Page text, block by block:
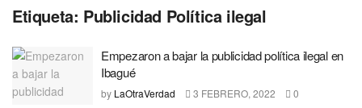
Etiqueta: Publicidad Política ilegal
Empezaron a bajar la publicidad política ilegal en
Ibagué
by LaOtraVerdad 3 FEBRERO, 2022 0